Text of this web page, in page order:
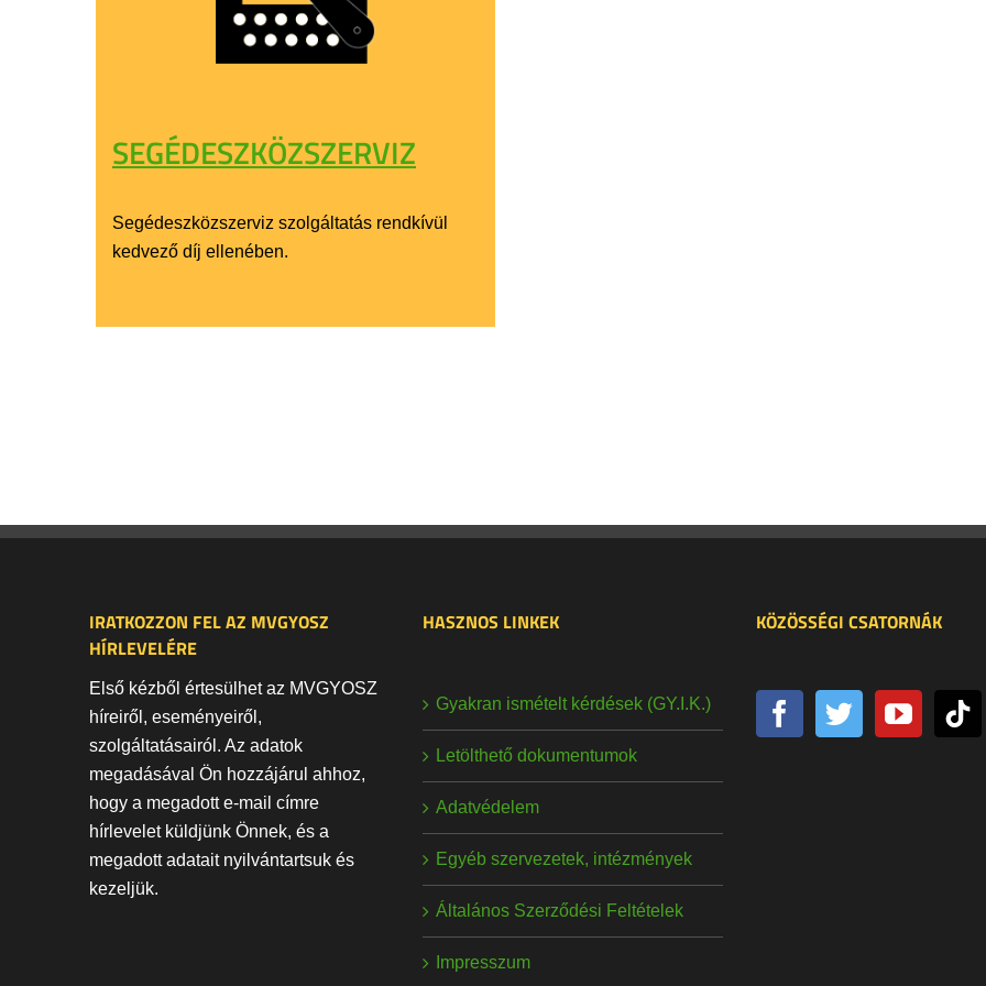
SEGÉDESZKÖZSZERVIZ
Segédeszközszerviz szolgáltatás rendkívül
kedvező díj ellenében.
IRATKOZZON FEL AZ MVGYOSZ
HÍRLEVELÉRE
Első kézből értesülhet az MVGYOSZ
híreiről, eseményeiről,
szolgáltatásairól. Az adatok
megadásával Ön hozzájárul ahhoz,
hogy a megadott e-mail címre
hírlevelet küldjünk Önnek, és a
megadott adatait nyilvántartsuk és
kezeljük.
HASZNOS LINKEK
Gyakran ismételt kérdések (GY.I.K.)
Letölthető dokumentumok
Adatvédelem
Egyéb szervezetek, intézmények
Általános Szerződési Feltételek
Impresszum
KÖZÖSSÉGI CSATORNÁK